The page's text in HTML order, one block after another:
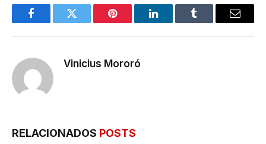
FacebookTwitter Pinterest LinkedInTumblr
E-
Vinicius Mororó
RELACIONADOS POSTS